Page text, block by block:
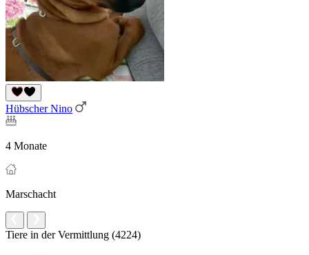
Hübscher Nino
4 Monate
Marschacht
Tiere in der Vermittlung (4224)